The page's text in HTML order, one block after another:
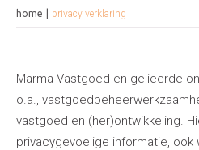
home privacy verklaring
Marma Vastgoed en gelieerde
o.a.,
vastgoed en (her)ontwikkeling.
privacygevoelige informatie,